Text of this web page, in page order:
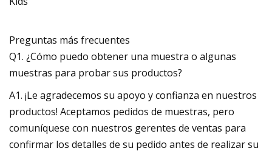
Preguntas más frecuentes
Q1. ¿Cómo puedo obtener una muestra o algunas
muestras para probar sus productos?
A1. ¡Le agradecemos su apoyo y confianza en nuestros
productos! Aceptamos pedidos de muestras, pero
comuníquese con nuestros gerentes de ventas para
confirmar los detalles de su pedido antes de realizar su